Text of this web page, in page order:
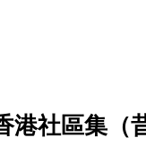
社區集（